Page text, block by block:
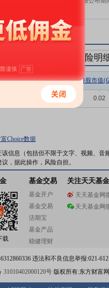
持仓保险明
持股总数(万股) 持股市值(
10.88 0.02
Choice数据
信息（包括但不限于文字、视频、
，据此操作，风险自担。
载
基金交易
基金开户
基金交易
活期宝
基金产品
稳健理财
关注天天基金
天天基金网
天天基金网
违法和不良信息举报:021-
31010402000120号版权所有:东方财富网